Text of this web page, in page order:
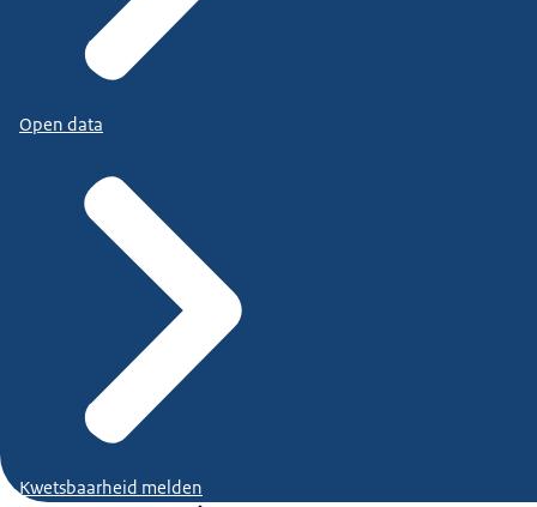
Open data
Kwetsbaarheid melden